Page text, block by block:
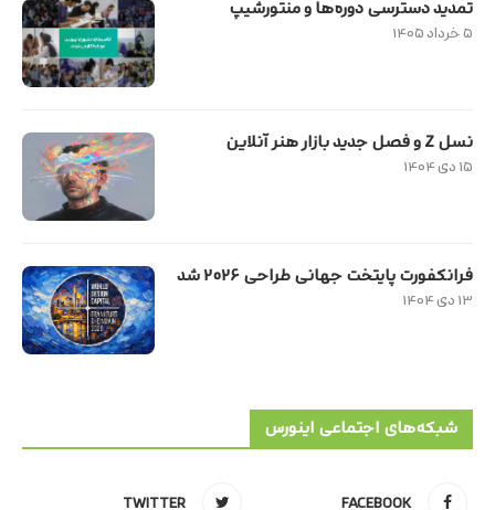
تمدید دسترسی دوره‌ها و منتورشیپ
۵ خرداد ۱۴۰۵
نسل Z و فصل جدید بازار هنر آنلاین
۱۵ دی ۱۴۰۴
فرانکفورت پایتخت جهانی طراحی ۲۰۲۶ شد
۱۳ دی ۱۴۰۴
شبکه‌های اجتماعی اینورس
FACEBOOK
TWITTER